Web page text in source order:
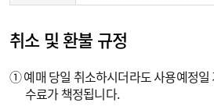
취소 및 환불 규정
① 예매 당일 취소하시더라도 사용예정일
수료가 책정됩니다.